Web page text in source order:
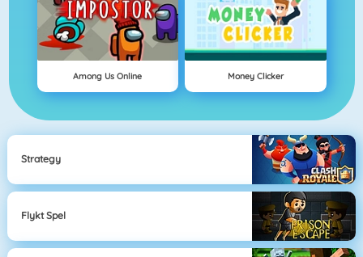
Among Us Online Money Clicker
Strategy
Flykt Spel